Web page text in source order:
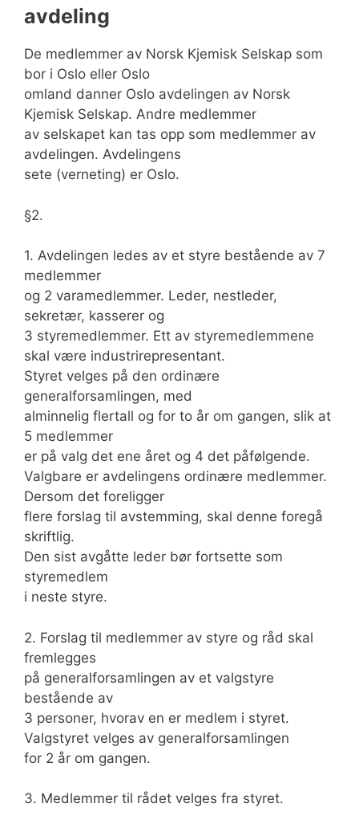
avdeling
De medlemmer av Norsk Kjemisk Selskap som
bor i Oslo eller Oslo
omland danner Oslo avdelingen av Norsk
Kjemisk Selskap. Andre medlemmer
av selskapet kan tas opp som medlemmer av
avdelingen. Avdelingens
sete (verneting) er Oslo.
§2.
1. Avdelingen ledes av et styre bestående av 7
medlemmer
og 2 varamedlemmer. Leder, nestleder,
sekretær, kasserer og
3 styremedlemmer. Ett av styremedlemmene
skal være industrirepresentant.
Styret velges på den ordinære
generalforsamlingen, med
alminnelig flertall og for to år om gangen, slik at
5 medlemmer
er på valg det ene året og 4 det påfølgende.
Valgbare er avdelingens ordinære medlemmer.
Dersom det foreligger
flere forslag til avstemming, skal denne foregå
skriftlig.
Den sist avgåtte leder bør fortsette som
styremedlem
i neste styre.
2. Forslag til medlemmer av styre og råd skal
fremlegges
på generalforsamlingen av et valgstyre
bestående av
3 personer, hvorav en er medlem i styret.
Valgstyret velges av generalforsamlingen
for 2 år om gangen.
3. Medlemmer til rådet velges fra styret.